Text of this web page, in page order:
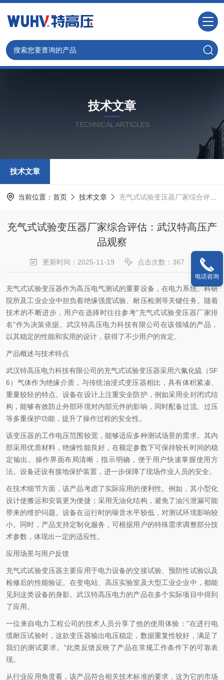
技术文章
TECHNICAL ARTICLES
技术文章
当前位置： 首页 技术文章 充气式试验变压器厂家综合评估：武汉特高压产品观察
充气式试验变压器厂家综合评估：武汉特高压产
品观察
更新时间：2025-11-19 点击次数：367
充气式试验变压器作为高压电气测试的重要设备，在电力系统、科研
院所及工业企业中担负着绝缘强度试验、耐压检测等关键任务。随着
技术的不断进步，用户在选择时往往参考"充气式试验变压器厂家排
名"作为决策依据。武汉特高压电力科技有限公司在该领域的产品，
以其稳定的性能和实用的设计，获得了不少用户的肯定。
产品概述与技术特点
武汉特高压电力科技有限公司的充气式试验变压器采用六氟化硫（SF
6）气体作为绝缘介质，与传统油浸式变压器相比，具有体积紧凑、
重量较轻的特点。设备在设计上注重安全防护，例如采用全封闭式结
构，能够有效防止外部环境对内部元件的影响，同时配备过流、过压
等多重保护功能，提升了操作过程的安全性。
该变压器的工作电压范围较宽，能够适应多种测试场景的需求。其内
部采用优质材料，绝缘性能良好，在额定参数下可保持较长时间的稳
定输出。操作界面布局清晰，指示明确，便于用户快速掌握使用方
法。设备还设有接地保护装置，进一步保障了现场作业人员的安全。
在技术细节方面，该产品考虑了实际应用的便利性。例如，其小型化
设计使搬运和安装更为便捷；采用无油化结构，避免了油污泄漏可能
带来的维护问题。设备在运行时的噪音水平较低，对测试环境影响较
小。同时，产品支持定制化服务，可根据用户的特殊需求调整部分技
术参数，体现出一定的适应性。
应用场景与用户反馈
充气式试验变压器主要应用于电力设备的交接试验、预防性试验以及
检修后的性能验证。在变电站、高压实验室及大型工业企业中，都能
见到这类设备的身影。武汉特高压电力的产品在多个实际项目中得到
了应用。
一位来自电力工程公司的技术人员分享了他的使用体验："在进行电
缆耐压试验时，这款变压器输出电压稳定，数据重复性较好，满足了
我们的测试要求。"此类反馈反映了产品在常规工作条件下的可靠表
现。
从行业应用角度看，该产品符合相关技术标准的要求，这为它的市场
电话咨询